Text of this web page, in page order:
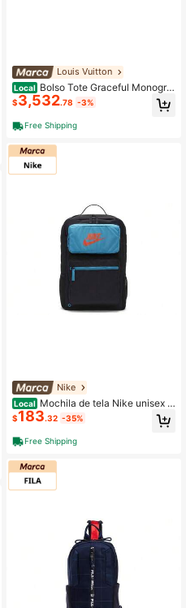
Louis Vuitton
Local Bolso Tote Graceful Monogra
m Mm de LOUIS VUITTON en marró
n
$3,532.78 -3%
Free Shipping
Nike
Local Mochila de tela Nike unisex n
egra negra
$183.32 -35%
Free Shipping